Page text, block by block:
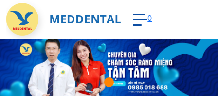
0
Loading...